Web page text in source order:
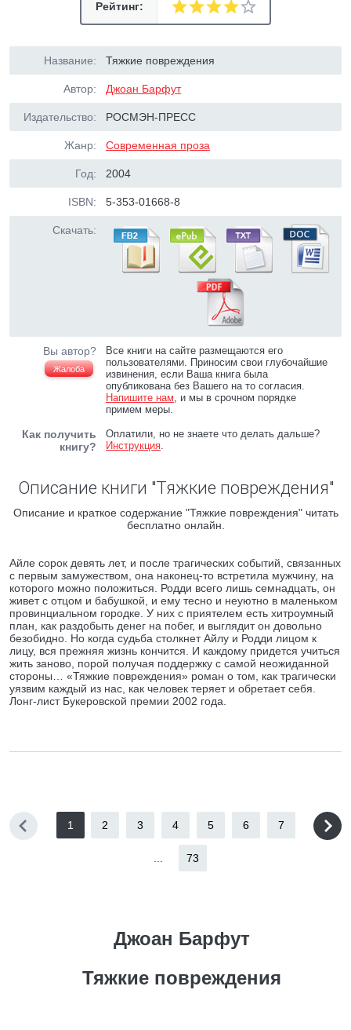
Рейтинг:
Название: Тяжкие повреждения
Автор: Джоан Барфут
Издательство: РОСМЭН-ПРЕСС
Жанр: Современная проза
Год: 2004
ISBN: 5-353-01668-8
Скачать:
Вы автор?
Жалоба
Все книги на сайте размещаются его
пользователями. Приносим свои глубочайшие
извинения, если Ваша книга была
опубликована без Вашего на то согласия.
Напишите нам, и мы в срочном порядке
примем меры.
Как получить
книгу?
Оплатили, но не знаете что делать дальше?
Инструкция.
Описание книги "Тяжкие повреждения"
Описание и краткое содержание "Тяжкие повреждения" читать
бесплатно онлайн.
Айле сорок девять лет, и после трагических событий, связанных
с первым замужеством, она наконец-то встретила мужчину, на
которого можно положиться. Родди всего лишь семнадцать, он
живет с отцом и бабушкой, и ему тесно и неуютно в маленьком
провинциальном городке. У них с приятелем есть хитроумный
план, как раздобыть денег на побег, и выглядит он довольно
безобидно. Но когда судьба столкнет Айлу и Родди лицом к
лицу, вся прежняя жизнь кончится. И каждому придется учиться
жить заново, порой получая поддержку с самой неожиданной
стороны… «Тяжкие повреждения» роман о том, как трагически
уязвим каждый из нас, как человек теряет и обретает себя.
Лонг-лист Букеровской премии 2002 года.
1 2 3 4 5 6 7
73
Джоан Барфут
Тяжкие повреждения